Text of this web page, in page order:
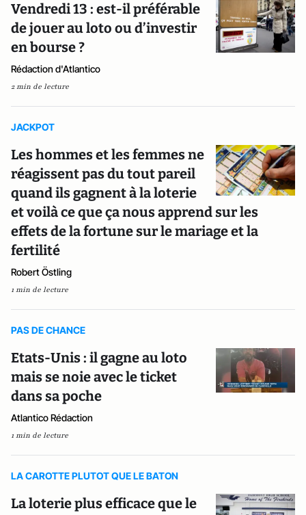
Vendredi 13 : est-il préférable
de jouer au loto ou d’investir
en bourse ?
Rédaction d'Atlantico
2 min de lecture
JACKPOT
Les hommes et les femmes ne
réagissent pas du tout pareil
quand ils gagnent à la loterie
et voilà ce que ça nous apprend sur les
effets de la fortune sur le mariage et la
fertilité
Robert Östling
1 min de lecture
PAS DE CHANCE
Etats-Unis : il gagne au loto
mais se noie avec le ticket
dans sa poche
Atlantico Rédaction
1 min de lecture
LA CAROTTE PLUTOT QUE LE BATON
La loterie plus efficace que le